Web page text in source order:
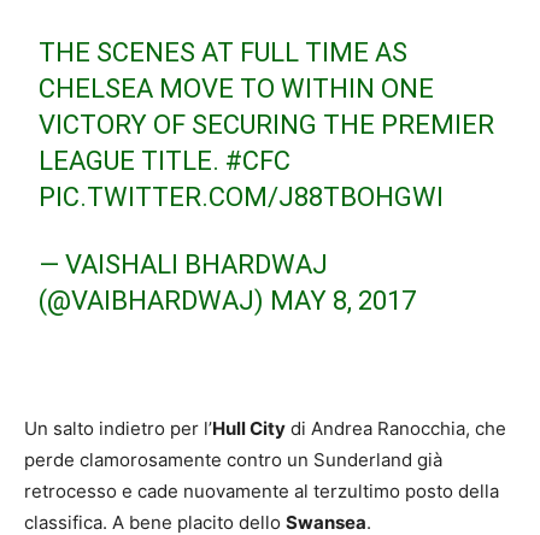
THE SCENES AT FULL TIME AS
CHELSEA MOVE TO WITHIN ONE
VICTORY OF SECURING THE PREMIER
LEAGUE TITLE. #CFC
PIC.TWITTER.COM/J88TBOHGWI
— VAISHALI BHARDWAJ
(@VAIBHARDWAJ) MAY 8, 2017
Un salto indietro per l’Hull City di Andrea Ranocchia, che
perde clamorosamente contro un Sunderland già
retrocesso e cade nuovamente al terzultimo posto della
classifica. A bene placito dello Swansea.